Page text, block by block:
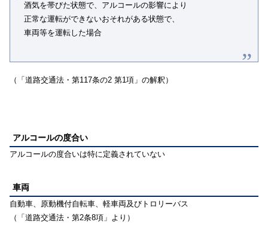
酒気を帯びた状態で、アルコールの影響により
正常な運転ができないおそれがある状態で、
車両等を運転した場合
（「道路交通法・第117条の2 第1項」の解釈）
アルコールの度合い
アルコールの度合いは特に定義されていない
車両
自動車、原動機付自転車、軽車両及びトロリーバス
（「道路交通法・第2条8項」より）